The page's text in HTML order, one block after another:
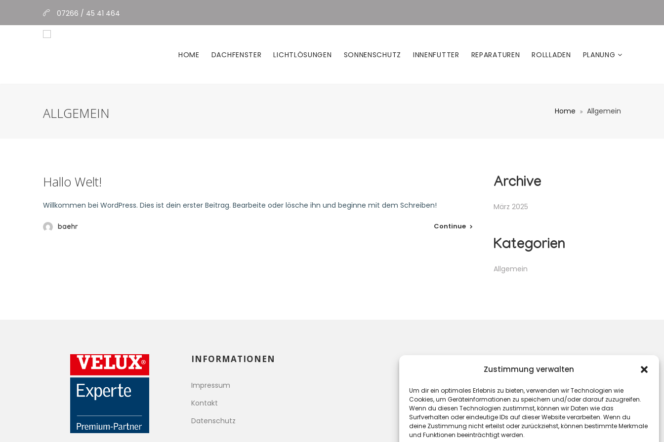
Zustimmung verwalten
Um dir ein optimales Erlebnis zu bieten, verwenden wir Technologien wie
Cookies, um Geräteinformationen zu speichern und/oder darauf zuzugreifen.
Wenn du diesen Technologien zustimmst, können wir Daten wie das
Surfverhalten oder eindeutige IDs auf dieser Website verarbeiten. Wenn du
deine Zustimmung nicht erteilst oder zurückziehst, können bestimmte Merkmale
und Funktionen beeinträchtigt werden.
07266 / 45 41 464
HOME DACHFENSTER LICHTLÖSUNGEN SONNENSCHUTZ INNENFUTTER REPARATUREN ROLLLADEN PLANUNG
ALLGEMEIN Home Allgemein
Hallo Welt!
Willkommen bei WordPress. Dies ist dein erster Beitrag. Bearbeite oder lösche ihn und beginne mit dem Schreiben!
baehr Continue
Archive
März 2025
Kategorien
Allgemein
INFORMATIONEN
Impressum
Kontakt
Datenschutz